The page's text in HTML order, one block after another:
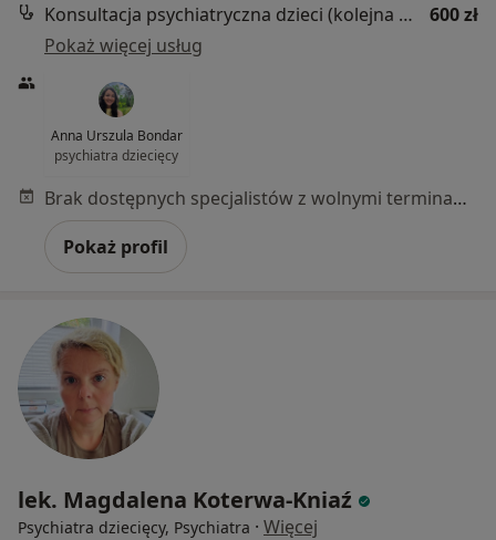
Konsultacja psychiatryczna dzieci (kolejna wizyta)
600 zł
Pokaż więcej usług
Anna Urszula Bondar
psychiatra dziecięcy
Brak dostępnych specjalistów z wolnymi terminami w tym centrum medycznym.
Pokaż profil
lek. Magdalena Koterwa-Kniaź
Psychiatra dziecięcy, Psychiatra · Więcej